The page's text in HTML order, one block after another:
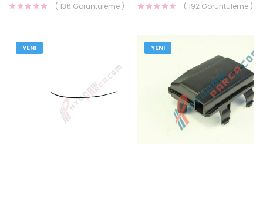
( 136 Görüntüleme ) ( 192 Görüntüleme )
YENI YENI